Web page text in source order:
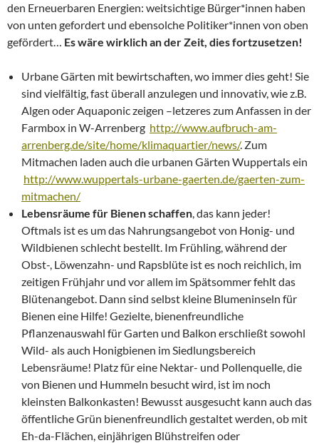
den Erneuerbaren Energien: weitsichtige Bürger*innen haben
von unten gefordert und ebensolche Politiker*innen von oben
gefördert… Es wäre wirklich an der Zeit, dies fortzusetzen!
Urbane Gärten mit bewirtschaften, wo immer dies geht! Sie
sind vielfältig, fast überall anzulegen und innovativ, wie z.B.
Algen oder Aquaponic zeigen –letzeres zum Anfassen in der
Farmbox in W-Arrenberg http://www.aufbruch-am-
arrenberg.de/site/home/klimaquartier/news/. Zum
Mitmachen laden auch die urbanen Gärten Wuppertals ein
http://www.wuppertals-urbane-gaerten.de/gaerten-zum-
mitmachen/
Lebensräume für Bienen schaffen, das kann jeder!
Oftmals ist es um das Nahrungsangebot von Honig- und
Wildbienen schlecht bestellt. Im Frühling, während der
Obst-, Löwenzahn- und Rapsblüte ist es noch reichlich, im
zeitigen Frühjahr und vor allem im Spätsommer fehlt das
Blütenangebot. Dann sind selbst kleine Blumeninseln für
Bienen eine Hilfe! Gezielte, bienenfreundliche
Pflanzenauswahl für Garten und Balkon erschließt sowohl
Wild- als auch Honigbienen im Siedlungsbereich
Lebensräume! Platz für eine Nektar- und Pollenquelle, die
von Bienen und Hummeln besucht wird, ist im noch
kleinsten Balkonkasten! Bewusst ausgesucht kann auch das
öffentliche Grün bienenfreundlich gestaltet werden, ob mit
Eh-da-Flächen, einjährigen Blühstreifen oder